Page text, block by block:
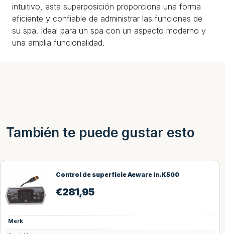
intuitivo, esta superposición proporciona una forma
eficiente y confiable de administrar las funciones de
su spa. Ideal para un spa con un aspecto moderno y
una amplia funcionalidad.
También te puede gustar esto
In.K500 Portada 234*234
Brown